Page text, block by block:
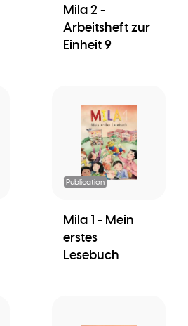
Mila 2 -
Arbeitsheft zur
Einheit 9
Publication
Mila 1 - Mein
erstes
Lesebuch